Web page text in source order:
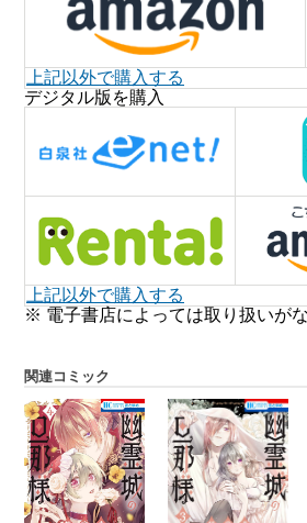
上記以外で購入する
デジタル版を購入
上記以外で購入する
※ 電子書店によっては取り扱いが
関連コミック